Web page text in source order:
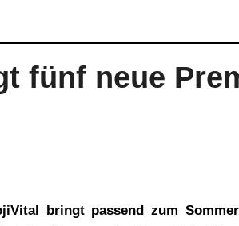
fünf neue